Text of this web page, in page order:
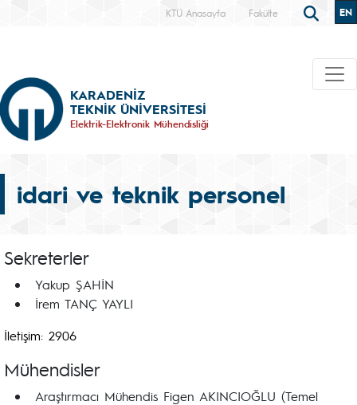
KTÜ Anasayfa Fakülte EN
KARADENİZ
TEKNİK ÜNİVERSİTESİ
Elektrik-Elektronik Mühendisliği
idari ve teknik personel
Sekreterler
Yakup ŞAHİN
İrem TANÇ YAYLI
İletişim: 2906
Mühendisler
Araştırmacı Mühendis Figen AKINCIOĞLU (Temel